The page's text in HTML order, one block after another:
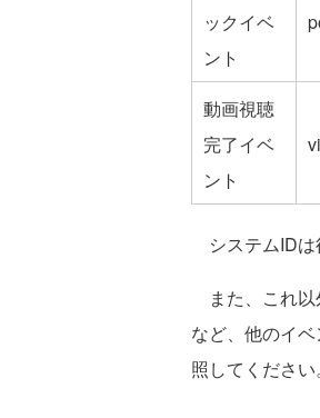
ックイベ
ント
動画視聴
完了イベ
ント
システムIDは
また、これ以
など、他のイ
照してください。